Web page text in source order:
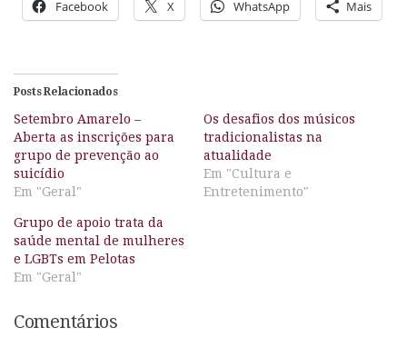
Facebook X WhatsApp Mais
Posts Relacionados
Setembro Amarelo –
Aberta as inscrições para
grupo de prevenção ao
suicídio
Em "Geral"
Os desafios dos músicos
tradicionalistas na
atualidade
Em "Cultura e
Entretenimento"
Grupo de apoio trata da
saúde mental de mulheres
e LGBTs em Pelotas
Em "Geral"
Comentários